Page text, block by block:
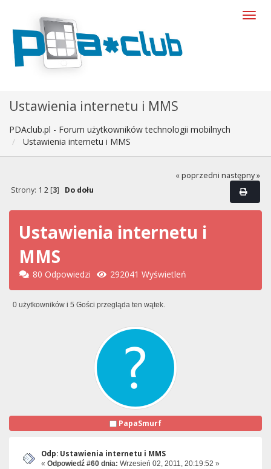
Ustawienia internetu i MMS
PDAclub.pl - Forum użytkowników technologii mobilnych
Ustawienia internetu i MMS
« poprzedni następny »
Strony: 1 2[3] Do dołu
Ustawienia internetu i
MMS
80 Odpowiedzi 292041 Wyświetleń
0 użytkowników i 5 Gości przegląda ten wątek.
PapaSmurf
Odp: Ustawienia internetu i MMS
« Odpowiedź #60 dnia: Wrzesień 02, 2011, 20:19:52 »